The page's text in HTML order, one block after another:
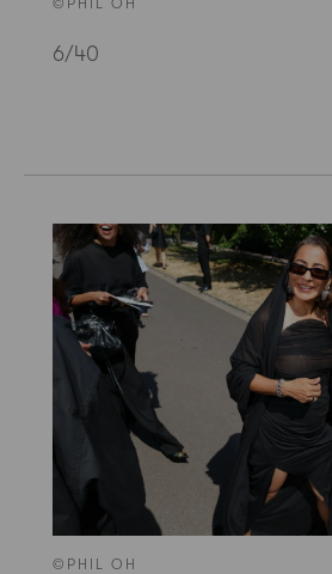
©PHIL OH
6/40
©PHIL OH